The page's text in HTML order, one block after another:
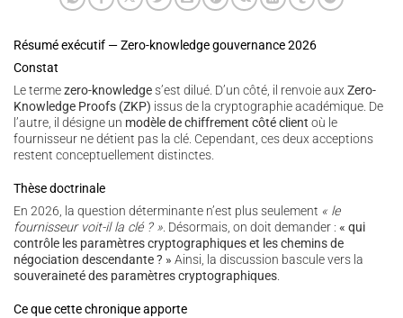
Résumé exécutif — Zero-knowledge gouvernance 2026
Constat
Le termezero-knowledges’est dilué. D’un côté, il renvoie auxZero-
Knowledge Proofs (ZKP) issus de la cryptographie académique. De
l’autre, il désigne un modèle de chiffrement côté client où le
fournisseur ne détient pas la clé. Cependant, ces deux acceptions
restent conceptuellement distinctes.
Thèse doctrinale
En 2026, la question déterminante n’est plus seulement « le
fournisseur voit-il la clé ? ». Désormais, on doit demander : « qui
contrôle les paramètres cryptographiques et les chemins de
négociation descendante ? » Ainsi, la discussion bascule vers la
souveraineté des paramètres cryptographiques.
Ce que cette chronique apporte